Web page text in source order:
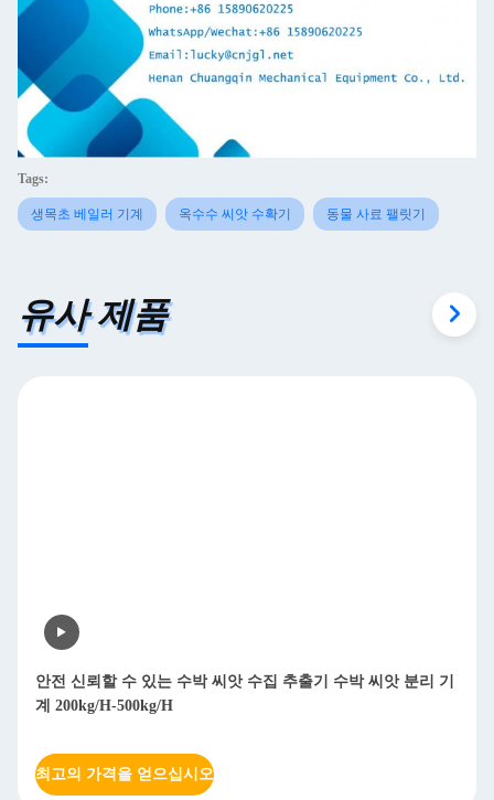
Tags:
생목초 베일러 기계 옥수수 씨앗 수확기 동물 사료 팰릿기
유사 제품
안전 신뢰할 수 있는 수박 씨앗 수집 추출기 수박 씨앗 분리 기
계 200kg/H-500kg/H
최고의 가격을 얻으십시오